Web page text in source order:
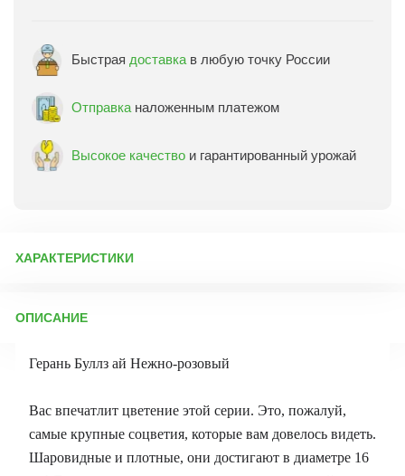
Быстрая доставка в любую точку России
Отправка наложенным платежом
Высокое качество и гарантированный урожай
ХАРАКТЕРИСТИКИ
Бренд товара:
ОПИСАНИЕ
Герань Буллз ай Нежно-розовый
Вас впечатлит цветение этой серии. Это, пожалуй,
самые крупные соцветия, которые вам довелось видеть.
Шаровидные и плотные, они достигают в диаметре 16